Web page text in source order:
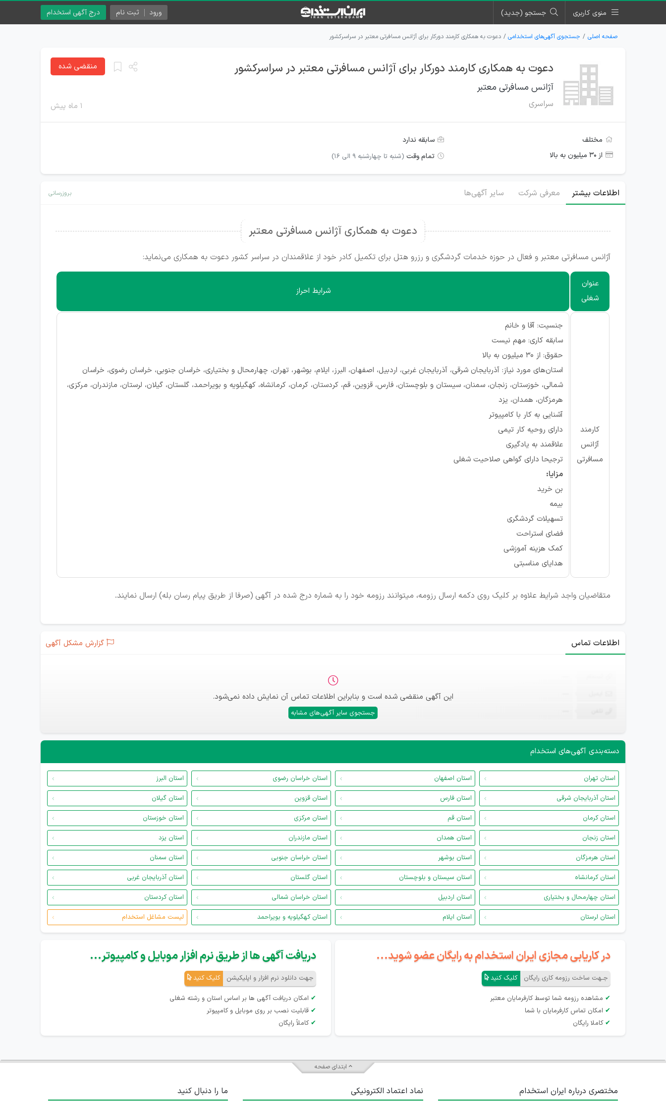
منوی کاربری جستجو (جدید) درج آگهی استخدام ورود ثبت نام
صفحه اصلی جستجوی آگهی‌های استخدامی دعوت به همکاری کارمند دورکار برای آژانس مسافرتی معتبر در سراسرکشور
دعوت به همکاری کارمند دورکار برای آژانس مسافرتی معتبر در سراسرکشور
آژانس مسافرتی معتبر
سراسری ۱ ماه پیش
منقضی شده
مختلف
سابقه ندارد
از ۳۰ میلیون به بالا
تمام وقت (شنبه تا چهارشنبه 9 الی 16)
اطلاعات بیشتر معرفی شرکت سایر آگهی‌ها بروزرسانی
دعوت به همکاری آژانس مسافرتی معتبر
آژانس مسافرتی معتبر و فعال در حوزه خدمات گردشگری و رزرو هتل برای تکمیل کادر خود از علاقمندان در سراسر کشور دعوت به همکاری می‌نماید:
عنوان
شغلی
شرایط احراز
کارمند
آژانس
مسافرتی
جنسیت: آقا و خانم
سابقه کاری: مهم نیست
حقوق: از ۳۰ میلیون به بالا
استان‌های مورد نیاز: آذربایجان شرقی، آذربایجان غربی، اردبیل، اصفهان، البرز، ایلام، بوشهر، تهران، چهارمحال و بختیاری، خراسان جنوبی، خراسان رضوی، خراسان
شمالی، خوزستان، زنجان، سمنان، سیستان و بلوچستان، فارس، قزوین، قم، کردستان، کرمان، کرمانشاه، کهگیلویه و بویراحمد، گلستان، گیلان، لرستان، مازندران، مرکزی،
هرمزگان، همدان، یزد
آشنایی به کار با کامپیوتر
دارای روحیه کار تیمی
علاقمند به یادگیری
ترجیحا دارای گواهی صلاحیت شغلی
مزایا:
بن خرید
بیمه
تسهیلات گردشگری
فضای استراحت
کمک هزینه آموزشی
هدایای مناسبتی
متقاضیان واجد شرایط علاوه بر کلیک روی دکمه ارسال رزومه، میتوانند رزومه خود را به شماره درج شده در آگهی (صرفا از طریق پیام رسان بله) ارسال نمایند.
اطلاعات تماس گزارش مشکل آگهی
این آگهی منقضی شده است و بنابراین اطلاعات تماس آن نمایش داده نمی‌شود.
جستجوی سایر آگهی‌های مشابه
دسته‌بندی آگهی‌های استخدام
استان تهران استان اصفهان استان خراسان رضوی
استان البرز
استان آذربایجان شرقی
استان فارس استان قزوین
استان گیلان
استان کرمان
استان قم استان مرکزی
استان خوزستان
استان زنجان
استان همدان استان مازندران
استان یزد
استان هرمزگان
استان بوشهر استان خراسان جنوبی
استان سمنان
استان کرمانشاه
استان سیستان و بلوچستان استان گلستان
استان آذربایجان غربی
استان چهارمحال و بختیاری
استان اردبیل استان خراسان شمالی
استان کردستان
استان لرستان
استان ایلام استان کهگیلویه و بویراحمد لیست مشاغل استخدام
در کاریابی مجازی ایران استخدام به رایگان عضو شوید...
جـهت ساخت رزومه کاری رایگان کلیک کنید
✔ مشاهده رزومه شما توسط کارفرمایان معتبر
✔ امکان تماس کارفرمایان با شما
✔ کاملا رایگان
دریافت آگهی ها از طریق نرم افزار موبایل و کامپیوتر...
جهت دانلود نرم افزار و اپلیکیشن کلیک کنید
✔ امکان دریافت آگهی ها بر اساس استان و رشته شغلی
✔ قابلیت نصب بر روی موبایل و کامپیوتر
✔ کاملاً رایگان
ابتدای صفحه
مختصری درباره ایران استخدام نماد اعتماد الکترونیکی ما را دنبال کنید